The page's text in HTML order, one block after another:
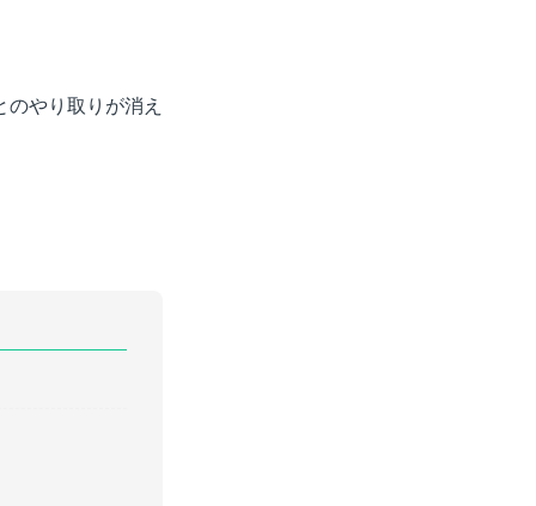
やり取りが消え